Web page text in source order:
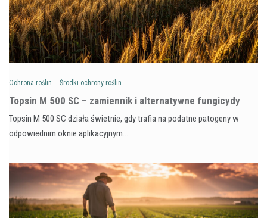
Ochrona roślin Środki ochrony roślin
Topsin M 500 SC – zamiennik i alternatywne fungicydy
Topsin M 500 SC działa świetnie, gdy trafia na podatne patogeny w
odpowiednim oknie aplikacyjnym…